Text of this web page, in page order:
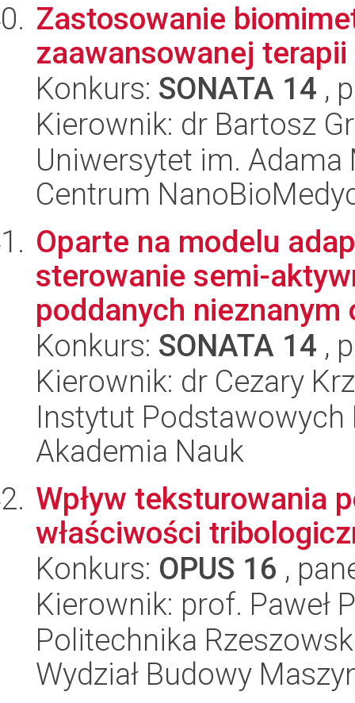
Zastosowanie
zaawansowanej
Konkurs: SONATA 14 ,
Kierownik: dr Bartosz
Uniwersytet im.
Centrum
Oparte na modelu
sterowanie semi-
poddanych nieznanym
Konkurs: SONATA 14 ,
Kierownik: dr Cezary
Instytut
Akademia Nauk
Wpływ teksturowania
właściwości
Konkurs: OPUS 16 ,
Kierownik: prof. Paweł
Politechnika
Wydział Budowy